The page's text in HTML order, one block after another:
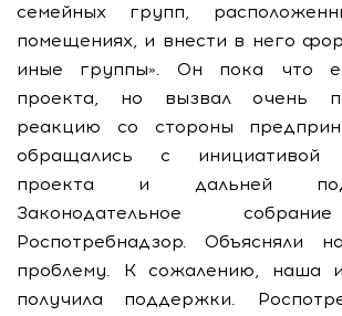
семейных групп,
помещениях, и внести в него
иные группы». Он пока что
проекта, но вызвал очень
реакцию со стороны
обращались с инициативой
проекта и дальней
Законодательное
Роспотребнадзор. Объясняли
проблему. К сожалению, наша
получила поддержки.